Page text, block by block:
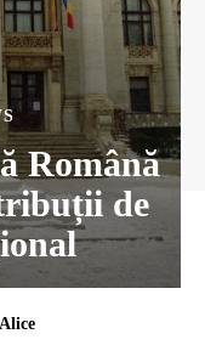
Română
de